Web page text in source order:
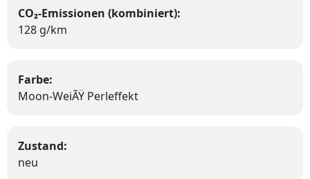
CO₂-Emissionen (kombiniert):
128 g/km
Farbe:
Moon-WeiÃŸ Perleffekt
Zustand:
neu